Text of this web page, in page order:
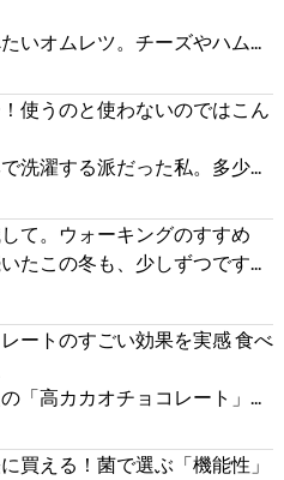
いオムレツ。チーズやハム...
使うのと使わないのではこん
洗濯する派だった私。多少...
て。ウォーキングのすすめ
たこの冬も、少しずつです...
ートのすごい効果を実感 食べ
「高カカオチョコレート」...
買える！菌で選ぶ「機能性」